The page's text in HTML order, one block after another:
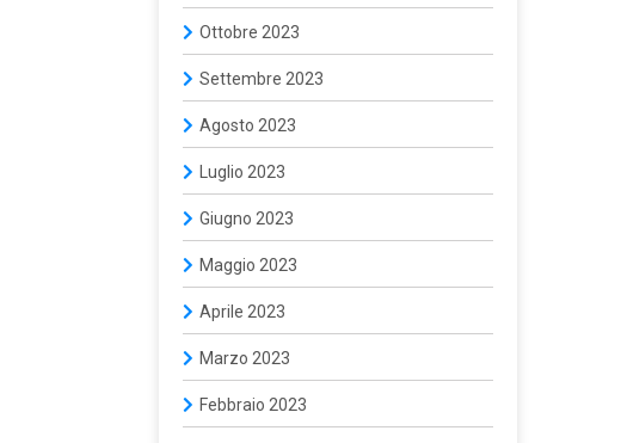
Ottobre 2023
Settembre 2023
Agosto 2023
Luglio 2023
Giugno 2023
Maggio 2023
Aprile 2023
Marzo 2023
Febbraio 2023